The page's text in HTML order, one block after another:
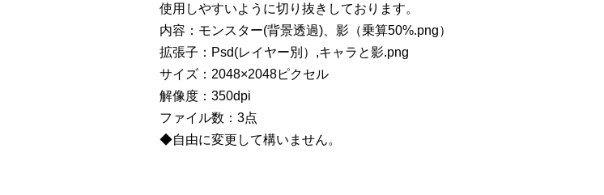
使用しやすいように切り抜きしております。
内容：モンスター(背景透過)、影（乗算50%.png）
拡張子：Psd(レイヤー別）,キャラと影.png
サイズ：2048×2048ピクセル
解像度：350dpi
ファイル数：3点
◆自由に変更して構いません。